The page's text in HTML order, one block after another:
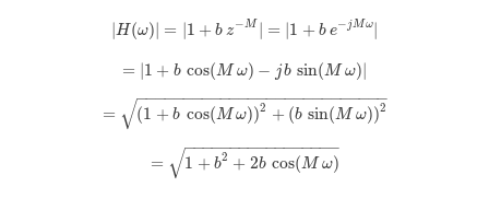
|H(ω)| = |1 + b z−M | = |1 + b e− jMω|
|H (ω )|= 1+bz−M| = |1+ be −jMω|
= |1 + b cos(M ω) − jb sin(M ω)|
=| 1+ bcos(Mω)−jb sin( Mω)|
= (1 + b cos( M ω))2 + (b sin(M ω))2
− −
−−−−−−−−−−−−−−−−−−−−−−−−−
√ = (1+b cos(Mω))2+( bsin(Mω))2
= 1 + b2 + 2b cos(M ω)
− −
−−−−−−−−−−−−−−−
√=1+b2+ 2b cos (Mω)